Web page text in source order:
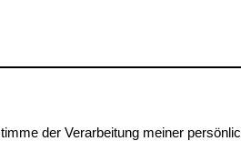
der Verarbeitung meiner